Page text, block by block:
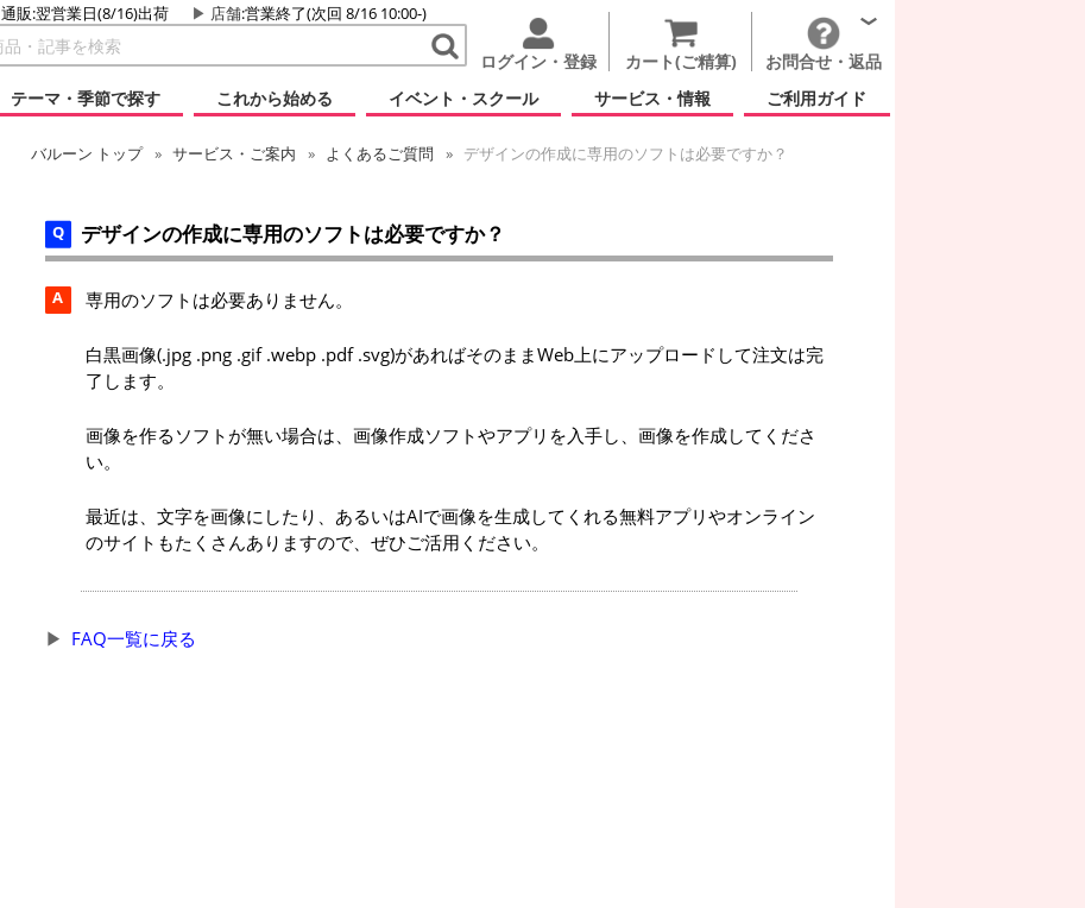
通販:翌営業日(8/16)出荷 店舗:営業終了(次回 8/16 10:00-)
ログイン・登録 カート(ご精算)
お問合せ・返品
テーマ・季節で探す
これから始める イベント・スクール サービス・情報 ご利用ガイド
バルーン トップ サービス・ご案内 よくあるご質問 デザインの作成に専用のソフトは必要ですか？
デザインの作成に専用のソフトは必要ですか？
A 専用のソフトは必要ありません。
白黒画像(.jpg .png .gif .webp .pdf .svg)があればそのままWeb上にアップロードして注文は完
了します。
画像を作るソフトが無い場合は、画像作成ソフトやアプリを入手し、画像を作成してくださ
い。
最近は、文字を画像にしたり、あるいはAIで画像を生成してくれる無料アプリやオンライン
のサイトもたくさんありますので、ぜひご活用ください。
FAQ一覧に戻る